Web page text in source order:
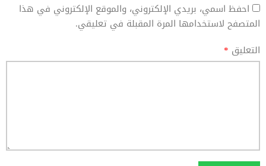
احفظ اسمي، بريدي الإلكتروني، والموقع الإلكتروني في هذا
المتصفح لاستخدامها المرة المقبلة في تعليقي.
التعليق *